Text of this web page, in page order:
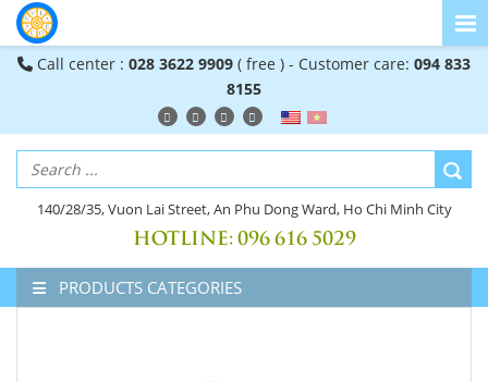
Call center : 028 3622 9909 ( free ) - Customer care: 094 833
8155
140/28/35, Vuon Lai Street, An Phu Dong Ward, Ho Chi Minh City
HOTLINE:096 616 5029
PRODUCTS CATEGORIES